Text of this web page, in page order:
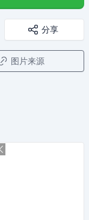
分享
图片来源